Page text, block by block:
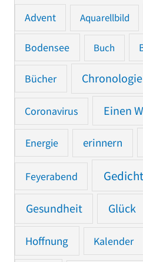
Advent Aquarellbild
Bodensee Buch
Bücher
Coronavirus Einen
Energie erinnern
Feyerabend Gedicht
Gesundheit Glück
Hoffnung Kalender